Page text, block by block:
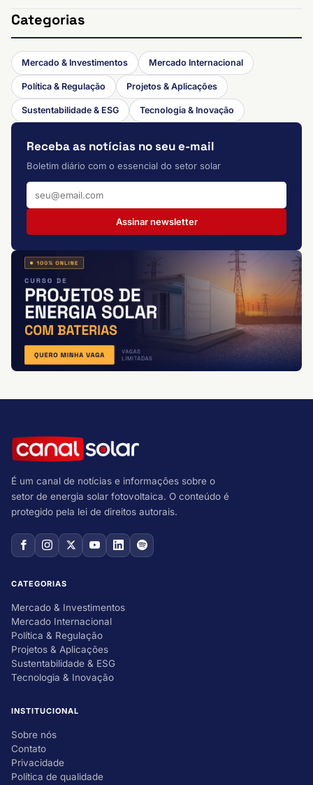
Categorias
Mercado & Investimentos Mercado Internacional
Política & Regulação Projetos & Aplicações
Sustentabilidade & ESG Tecnologia & Inovação
Receba as notícias no seu e-mail
Boletim diário com o essencial do setor solar
Assinar newsletter
É um canal de notícias e informações sobre o
setor de energia solar fotovoltaica. O conteúdo é
protegido pela lei de direitos autorais.
CATEGORIAS
Mercado & Investimentos
Mercado Internacional
Política & Regulação
Projetos & Aplicações
Sustentabilidade & ESG
Tecnologia & Inovação
INSTITUCIONAL
Sobre nós
Contato
Privacidade
Política de qualidade